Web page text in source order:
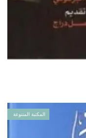
المكتبة المتنوعة